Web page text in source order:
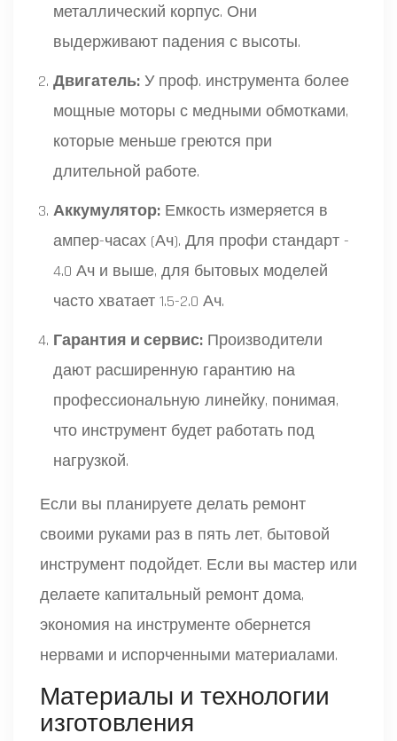
металлический корпус. Они
выдерживают падения с высоты.
Двигатель: У проф. инструмента более
мощные моторы с медными обмотками,
которые меньше греются при
длительной работе.
Аккумулятор: Емкость измеряется в
ампер-часах (Ач). Для профи стандарт -
4.0 Ач и выше, для бытовых моделей
часто хватает 1.5-2.0 Ач.
Гарантия и сервис: Производители
дают расширенную гарантию на
профессиональную линейку, понимая,
что инструмент будет работать под
нагрузкой.
Если вы планируете делать ремонт
своими руками раз в пять лет, бытовой
инструмент подойдет. Если вы мастер или
делаете капитальный ремонт дома,
экономия на инструменте обернется
нервами и испорченными материалами.
Материалы и технологии
изготовления